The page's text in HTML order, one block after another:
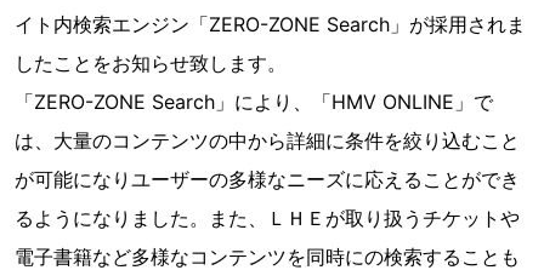
イト内検索エンジン「ZERO-ZONE Search」が採用されま
したことをお知らせ致します。
「ZERO-ZONE Search」により、「HMV ONLINE」で
は、大量のコンテンツの中から詳細に条件を絞り込むこと
が可能になりユーザーの多様なニーズに応えることができ
るようになりました。また、ＬＨＥが取り扱うチケットや
電子書籍など多様なコンテンツを同時にの検索することも